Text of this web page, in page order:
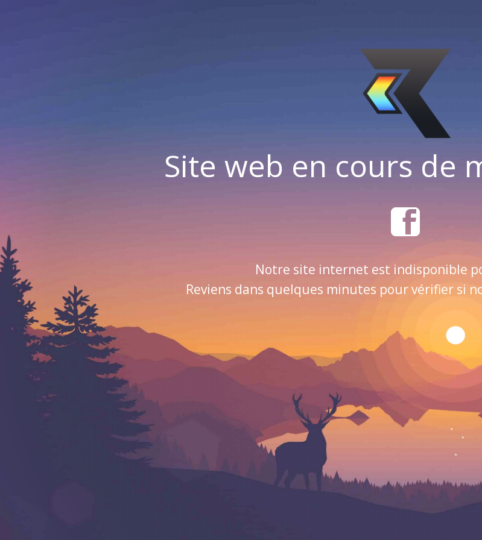
Site web en cours de
Notre site internet est indisponible
Reviens dans quelques minutes pour vérifier si